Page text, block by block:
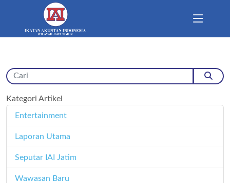
Kategori Artikel
Entertainment
Laporan Utama
Seputar IAI Jatim
Wawasan Baru